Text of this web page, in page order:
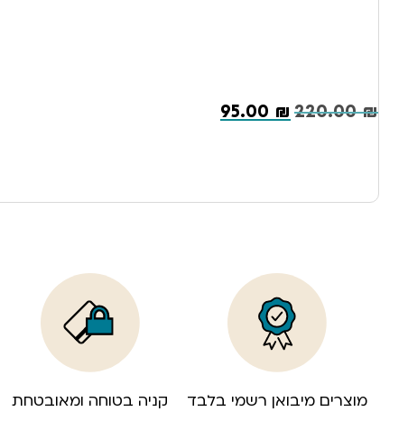
220.00₪
95.00 ₪
מוצרים מיבואן רשמי בלבד קניה בטוחה ומאובטחת